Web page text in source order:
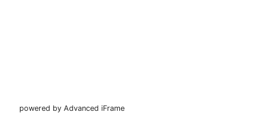
powered by Advanced iFrame